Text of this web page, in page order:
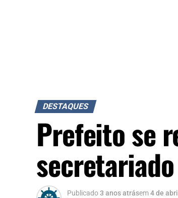
DESTAQUES
Prefeito se
Publicado3 anos atrásem4 de